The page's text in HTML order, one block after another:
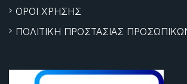
ΟΡΟΙ ΧΡΗΣΗΣ
ΠΟΛΙΤΙΚΗ ΠΡΟΣΤΑΣΙΑΣ